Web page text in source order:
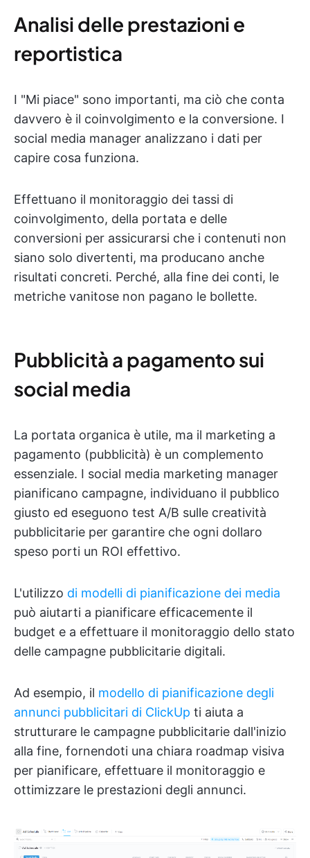
Analisi delle prestazioni e
reportistica
I "Mi piace" sono importanti, ma ciò che conta
davvero è il coinvolgimento e la conversione. I
social media manager analizzano i dati per
capire cosa funziona.
Effettuano il monitoraggio dei tassi di
coinvolgimento, della portata e delle
conversioni per assicurarsi che i contenuti non
siano solo divertenti, ma producano anche
risultati concreti. Perché, alla fine dei conti, le
metriche vanitose non pagano le bollette.
Pubblicità a pagamento sui
social media
La portata organica è utile, ma il marketing a
pagamento (pubblicità) è un complemento
essenziale. I social media marketing manager
pianificano campagne, individuano il pubblico
giusto ed eseguono test A/B sulle creatività
pubblicitarie per garantire che ogni dollaro
speso porti un ROI effettivo.
L'utilizzo di modelli di pianificazione dei media
può aiutarti a pianificare efficacemente il
budget e a effettuare il monitoraggio dello stato
delle campagne pubblicitarie digitali.
Ad esempio, il modello di pianificazione degli
annunci pubblicitari di ClickUp ti aiuta a
strutturare le campagne pubblicitarie dall'inizio
alla fine, fornendoti una chiara roadmap visiva
per pianificare, effettuare il monitoraggio e
ottimizzare le prestazioni degli annunci.